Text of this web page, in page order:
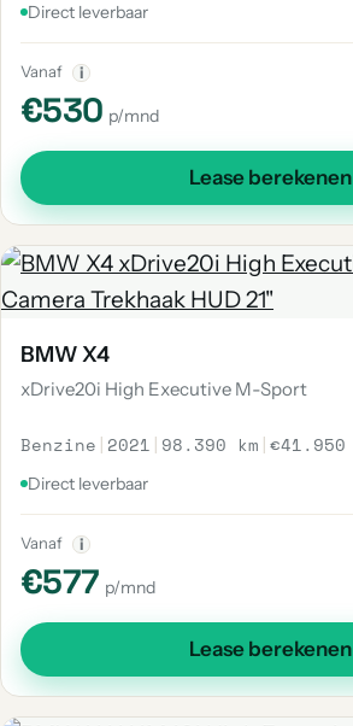
Direct leverbaar
Vanaf i
€530 p/mnd
Lease berekenen
BMW X4
xDrive20i High Executive M-Sport
Benzine | 2021 | 98.390 km |€41.950
Direct leverbaar
Vanaf i
€577 p/mnd
Lease berekenen